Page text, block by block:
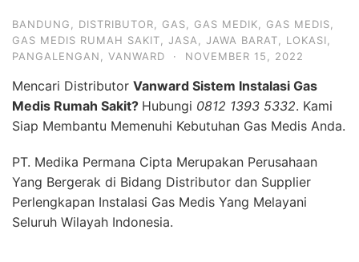
BANDUNG DISTRIBUTOR GAS GAS MEDIK GAS MEDIS
GAS MEDIS RUMAH SAKIT
JASA JAWA BARAT LOKASI
PANGALENGAN
VANWARD · NOVEMBER 15, 2022
Mencari Distributor Vanward Sistem Instalasi Gas
Medis Rumah Sakit? Hubungi 0812 1393 5332. Kami
Siap Membantu Memenuhi Kebutuhan Gas Medis Anda.
PT. Medika Permana Cipta Merupakan Perusahaan
Yang Bergerak di Bidang Distributor dan Supplier
Perlengkapan Instalasi Gas Medis Yang Melayani
Seluruh Wilayah Indonesia.